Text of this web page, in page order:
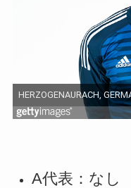
A代表：なし